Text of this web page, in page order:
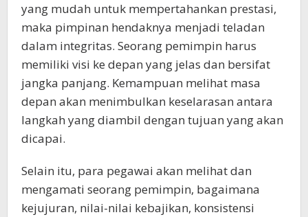
yang mudah untuk mempertahankan prestasi,
maka pimpinan hendaknya menjadi teladan
dalam integritas. Seorang pemimpin harus
memiliki visi ke depan yang jelas dan bersifat
jangka panjang. Kemampuan melihat masa
depan akan menimbulkan keselarasan antara
langkah yang diambil dengan tujuan yang akan
dicapai.
Selain itu, para pegawai akan melihat dan
mengamati seorang pemimpin, bagaimana
kejujuran, nilai-nilai kebajikan, konsistensi